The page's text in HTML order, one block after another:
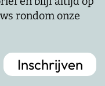
rondom onze